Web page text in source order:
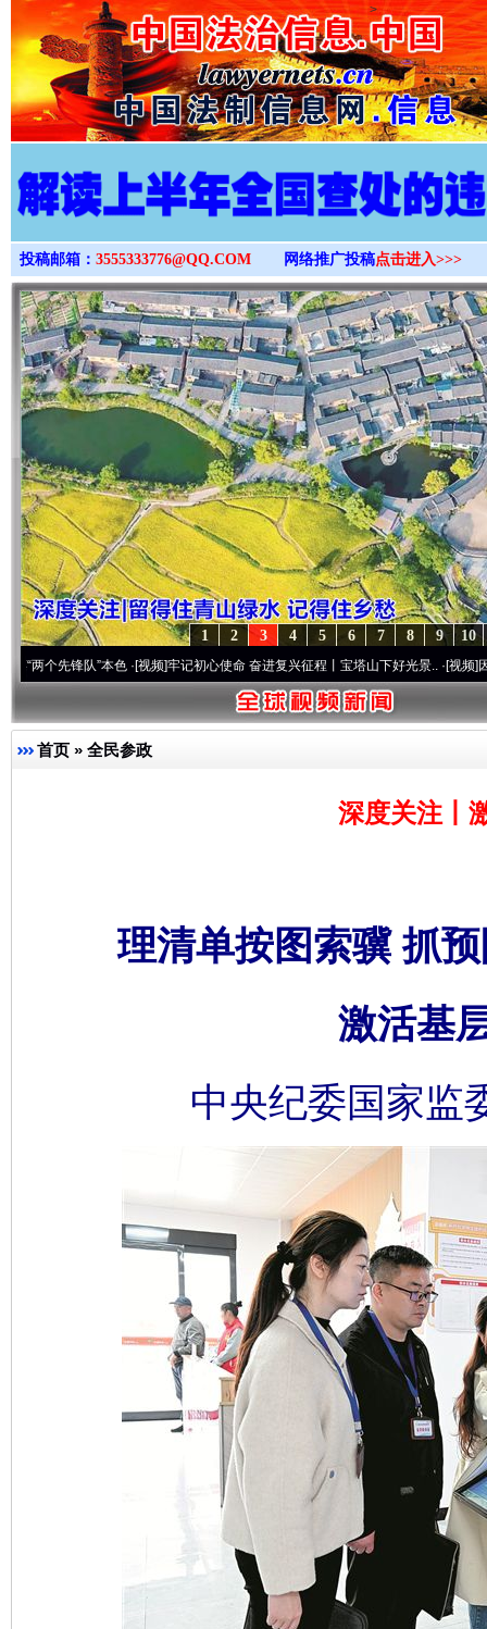
>
投稿邮箱： 3555333776@QQ.COM 网络推广投稿点击进入>>>
10
9
8
7
6
5
4
3
2
1
队”本色·[视频]牢记初心使命 奋进复兴征程丨宝塔山下好光景..·[视频]因党而生 为
首页 » 全民参政
深度关注丨
理清单按图索骥 抓
激活基
中央纪委国家监